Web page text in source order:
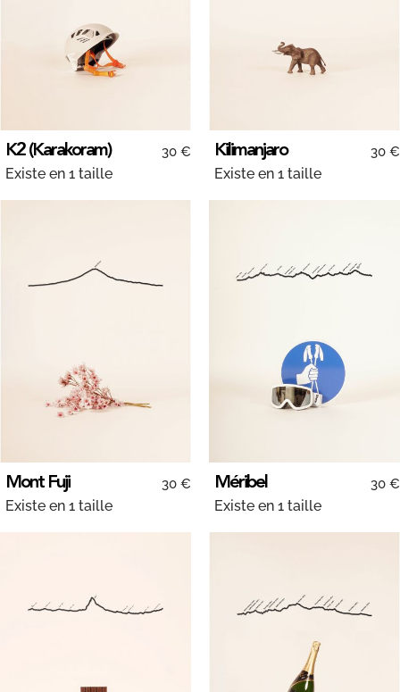
K2 (Karakoram) 30 €
Existe en 1 taille
Kilimanjaro 30 €
Existe en 1 taille
Mont Fuji 30 €
Existe en 1 taille
Méribel 30 €
Existe en 1 taille